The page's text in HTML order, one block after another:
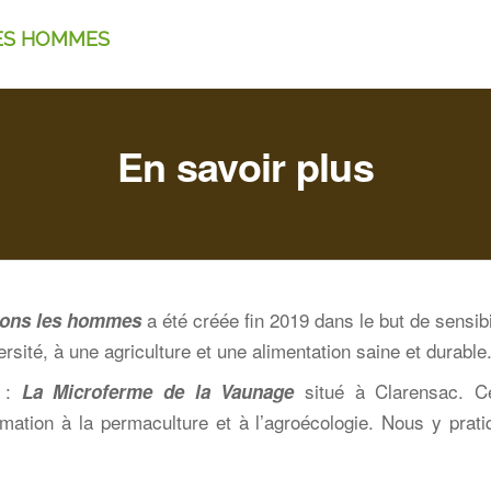
HOMMES
En savoir plus
les hommesa été créée fin 2019 dans le butde
à une agriculture et une alimentation saine et
La Microferme de la Vaunage situé à Clarensac.
à la permaculture et à l’agroécologie. Nous y